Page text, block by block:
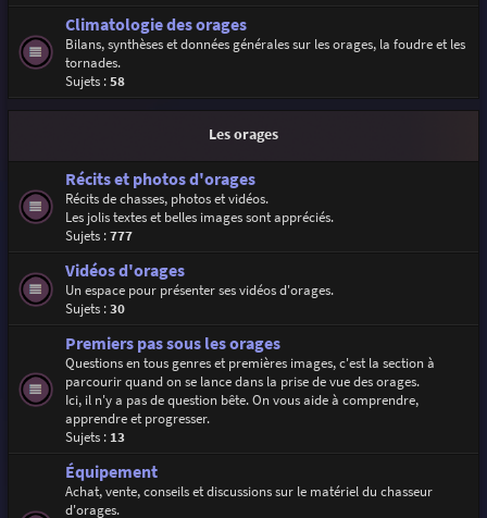
Climatologie des orages
Bilans, synthèses et données générales sur les orages, la foudre et les
tornades.
Sujets :58
Les orages
Récits et photos d'orages
Récits de chasses, photos et vidéos.
Les jolis textes et belles images sont appréciés.
Sujets :777
Vidéos d'orages
Un espace pour présenter ses vidéos d'orages.
Sujets :30
Premiers pas sous les orages
Questions en tous genres et premières images, c'est la section à
parcourir quand on se lance dans la prise de vue des orages.
Ici, il n'y a pas de question bête. On vous aide à comprendre,
apprendre et progresser.
Sujets : 13
Équipement
Achat, vente, conseils et discussions sur le matériel du chasseur
d'orages.